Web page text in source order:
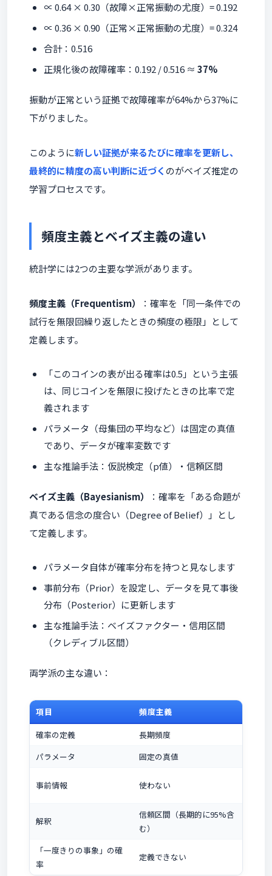
∝ 0.64 × 0.30（故障×正常振動の尤度）= 0.192
∝ 0.36 × 0.90（正常×正常振動の尤度）= 0.324
合計：0.516
正規化後の故障確率：0.192 / 0.516 ≈ 37%
振動が正常という証拠で故障確率が64%から37%に
下がりました。
このように新しい証拠が来るたびに確率を更新し、
最終的に精度の高い判断に近づく のがベイズ推定の
学習プロセスです。
頻度主義とベイズ主義の違い
統計学には2つの主要な学派があります。
頻度主義（Frequentism）
：確率を「同一条件での
試行を無限回繰り返したときの頻度の極限」として
定義します。
「このコインの表が出る確率は0.5」という主張
は、同じコインを無限に投げたときの比率で定
義されます
パラメータ（母集団の平均など）は固定の真値
であり、データが確率変数です
主な推論手法：仮説検定（p値）・信頼区間
ベイズ主義（Bayesianism）
：確率を「ある命題が
真である信念の度合い（Degree of Belief）」とし
て定義します。
パラメータ自体が確率分布を持つと見なします
事前分布（Prior）を設定し、データを見て事後
分布（Posterior）に更新します
主な推論手法：ベイズファクター・信用区間
（クレディブル区間）
両学派の主な違い：
項目 頻度主義
確率の定義
長期頻度
パラメータ
固定の真値
事前情報 使わない
解釈
信頼区間（長期的に95%含
む）
「一度きりの事象」の確
率
定義できない